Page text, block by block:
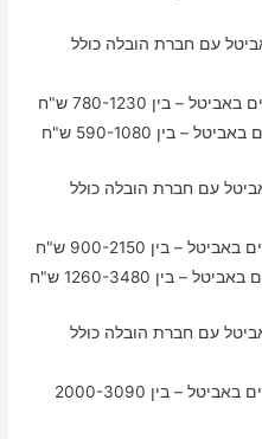
דירת 2 חדרים באביטל עם חברת הובלה כולל
דירת 3 חדרים באביטל עם חברת הובלה כולל
דירת 4 חדרים באביטל עם חברת הובלה כולל
טווח המחירים להובלת דירת 4 חדרים באביטל – בין 2000-3090